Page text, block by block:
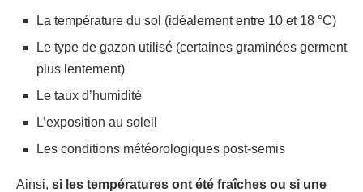
La température du sol (idéalement entre 10 et 18 °C)
Le type de gazon utilisé (certaines graminées germent
plus lentement)
Le taux d’humidité
L’exposition au soleil
Les conditions météorologiques post-semis
Ainsi, si les températures ont été fraîches ou si une